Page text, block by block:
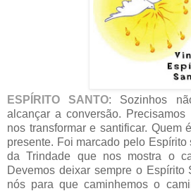
ESPÍRITO SANTO: Sozinhos
alcançar a conversão.
nos transformar e santificar. Quem
presente. Foi marcado pelo Espírito
da Trindade que nos mostra o
Devemos deixar sempre o
nós para que caminhemos o